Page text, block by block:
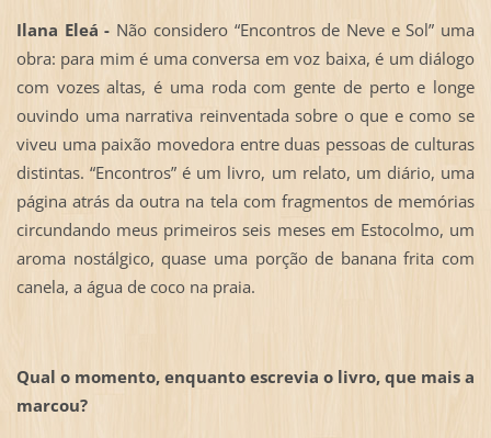
Ilana Eleá - Não considero “Encontros de Neve e Sol” uma
obra: para mim é uma conversa em voz baixa, é um diálogo
com vozes altas, é uma roda com gente de perto e longe
ouvindo uma narrativa reinventada sobre o que e como se
viveu uma paixão movedora entre duas pessoas de culturas
distintas. “Encontros” é um livro, um relato, um diário, uma
página atrás da outra na tela com fragmentos de memórias
circundando meus primeiros seis meses em Estocolmo, um
aroma nostálgico, quase uma porção de banana frita com
canela, a água de coco na praia.
Qual o momento, enquanto escrevia o livro, que mais a
marcou?